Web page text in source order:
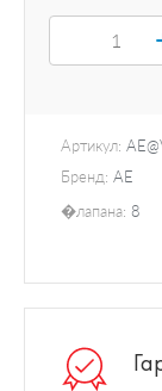
Артикул:
Бренд: AE
�лапана: 8